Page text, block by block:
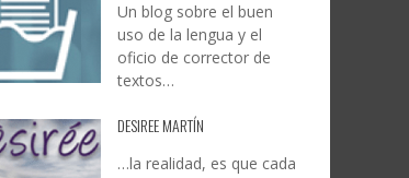
Un blog sobre el buen
uso de la lengua y el
oficio de corrector de
textos…
DESIREE MARTÍN
…la realidad, es que cada